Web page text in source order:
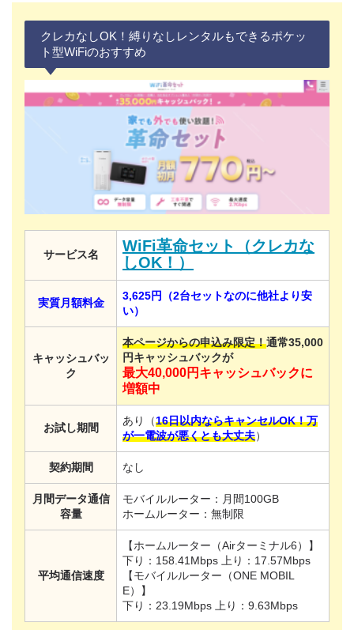
クレカなしOK！縛りなしレンタルもできるポケッ
ト型WiFiのおすすめ
サービス名
WiFi革命セット（クレカな
しOK！）
実質月額料金
3,625円（2台セットなのに他社より安
い）
キャッシュバッ
ク
本ページからの申込み限定！通常35,000
円キャッシュバックが
最大40,000円キャッシュバックに
増額中
お試し期間
あり（16日以内ならキャンセルOK！万
が一電波が悪くとも大丈夫）
契約期間 なし
月間データ通信
容量
モバイルルーター：月間100GB
ホームルーター：無制限
平均通信速度
【ホームルーター（Airターミナル6）】
下り：158.41Mbps 上り：17.57Mbps
【モバイルルーター（ONE MOBIL
E）】
下り：23.19Mbps 上り：9.63Mbps